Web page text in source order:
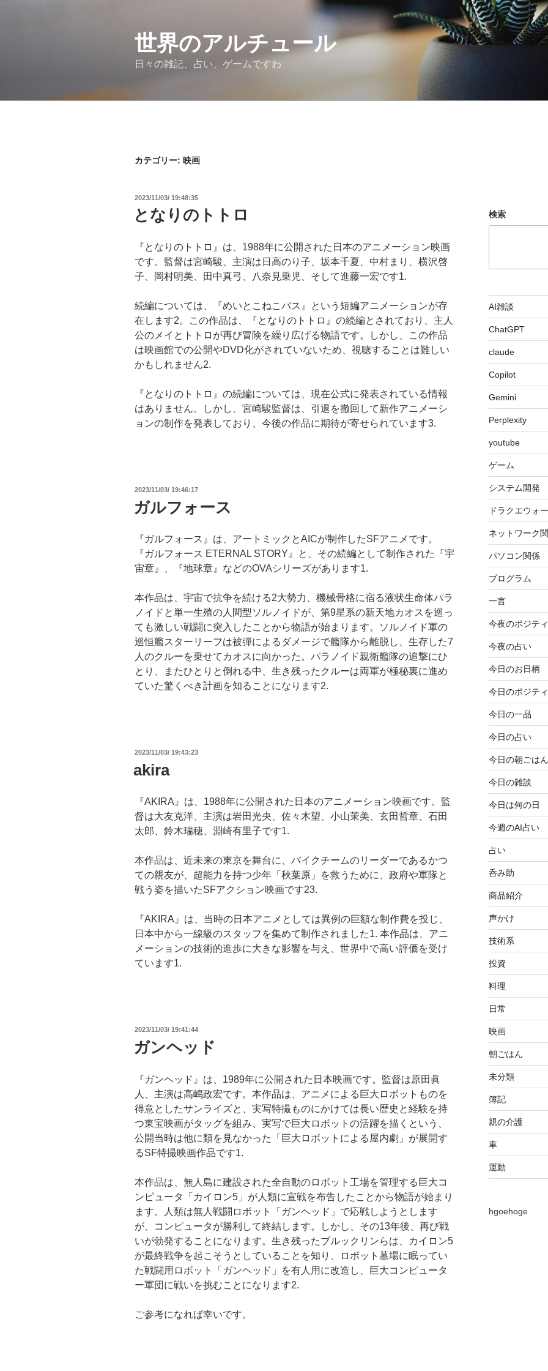
世界のアルチュール
日々の雑記、占い、ゲームですわ
カテゴリー: 映画
投
稿
日:
2023/11/03/ 19:48:35
となりのトトロ
『となりのトトロ』は、1988年に公開された日本のアニメーション映画
です。監督は宮崎駿、主演は日高のり子、坂本千夏、中村まり、横沢啓
子、岡村明美、田中真弓、八奈見乗児、そして進藤一宏です1.
続編については、『めいとこねこバス』という短編アニメーションが存
在します2。この作品は、『となりのトトロ』の続編とされており、主人
公のメイとトトロが再び冒険を繰り広げる物語です。しかし、この作品
は映画館での公開やDVD化がされていないため、視聴することは難しい
かもしれません2.
『となりのトトロ』の続編については、現在公式に発表されている情報
はありません。しかし、宮崎駿監督は、引退を撤回して新作アニメーシ
ョンの制作を発表しており、今後の作品に期待が寄せられています3.
投
日:
2023/11/03/ 19:46:17
ガルフォース
『ガルフォース』は、アートミックとAICが制作したSFアニメです。
『ガルフォース ETERNAL STORY』と、その続編として制作された『宇
宙章』、『地球章』などのOVAシリーズがあります1.
本作品は、宇宙で抗争を続ける2大勢力、機械骨格に宿る液状生命体パラ
ノイドと単一生殖の人間型ソルノイドが、第9星系の新天地カオスを巡っ
ても激しい戦闘に突入したことから物語が始まります。ソルノイド軍の
巡恒艦スターリーフは被弾によるダメージで艦隊から離脱し、生存した7
人のクルーを乗せてカオスに向かった。パラノイド親衛艦隊の追撃にひ
とり、またひとりと倒れる中、生き残ったクルーは両軍が極秘裏に進め
ていた驚くべき計画を知ることになります2.
投
日:
2023/11/03/ 19:43:23
akira
『AKIRA』は、1988年に公開された日本のアニメーション映画です。監
督は大友克洋、主演は岩田光央、佐々木望、小山茉美、玄田哲章、石田
太郎、鈴木瑞穂、淵崎有里子です1.
本作品は、近未来の東京を舞台に、バイクチームのリーダーであるかつ
ての親友が、超能力を持つ少年「秋葉原」を救うために、政府や軍隊と
戦う姿を描いたSFアクション映画です23.
『AKIRA』は、当時の日本アニメとしては異例の巨額な制作費を投じ、
日本中から一線級のスタッフを集めて制作されました1. 本作品は、アニ
メーションの技術的進歩に大きな影響を与え、世界中で高い評価を受け
ています1.
投
日:
2023/11/03/ 19:41:44
ガンヘッド
『ガンヘッド』は、1989年に公開された日本映画です。監督は原田眞
人、主演は高嶋政宏です。本作品は、アニメによる巨大ロボットものを
得意としたサンライズと、実写特撮ものにかけては長い歴史と経験を持
つ東宝映画がタッグを組み、実写で巨大ロボットの活躍を描くという、
公開当時は他に類を見なかった「巨大ロボットによる屋内劇」が展開す
るSF特撮映画作品です1.
本作品は、無人島に建設された全自動のロボット工場を管理する巨大コ
ンピュータ「カイロン5」が人類に宣戦を布告したことから物語が始まり
ます。人類は無人戦闘ロボット「ガンヘッド」で応戦しようとします
が、コンピュータが勝利して終結します。しかし、その13年後、再び戦
いが勃発することになります。生き残ったブルックリンらは、カイロン5
が最終戦争を起こそうとしていることを知り、ロボット墓場に眠ってい
た戦闘用ロボット「ガンヘッド」を有人用に改造し、巨大コンピュータ
ー軍団に戦いを挑むことになります2.
ご参考になれば幸いです。
検索
AI雑談
ChatGPT
claude
Copilot
Gemini
Perplexity
youtube
ゲーム
システム開発
ドラクエウォ
ネットワーク
パソコン関係
プログラム
一言
今夜のポジテ
今夜の占い
今日のお日柄
今日のポジテ
今日の一品
今日の占い
今日の朝ごはん
今日の雑談
今日は何の日
今週のAI占い
占い
呑み助
商品紹介
声かけ
技術系
投資
料理
日常
映画
朝ごはん
未分類
簿記
親の介護
車
運動
hgoehoge